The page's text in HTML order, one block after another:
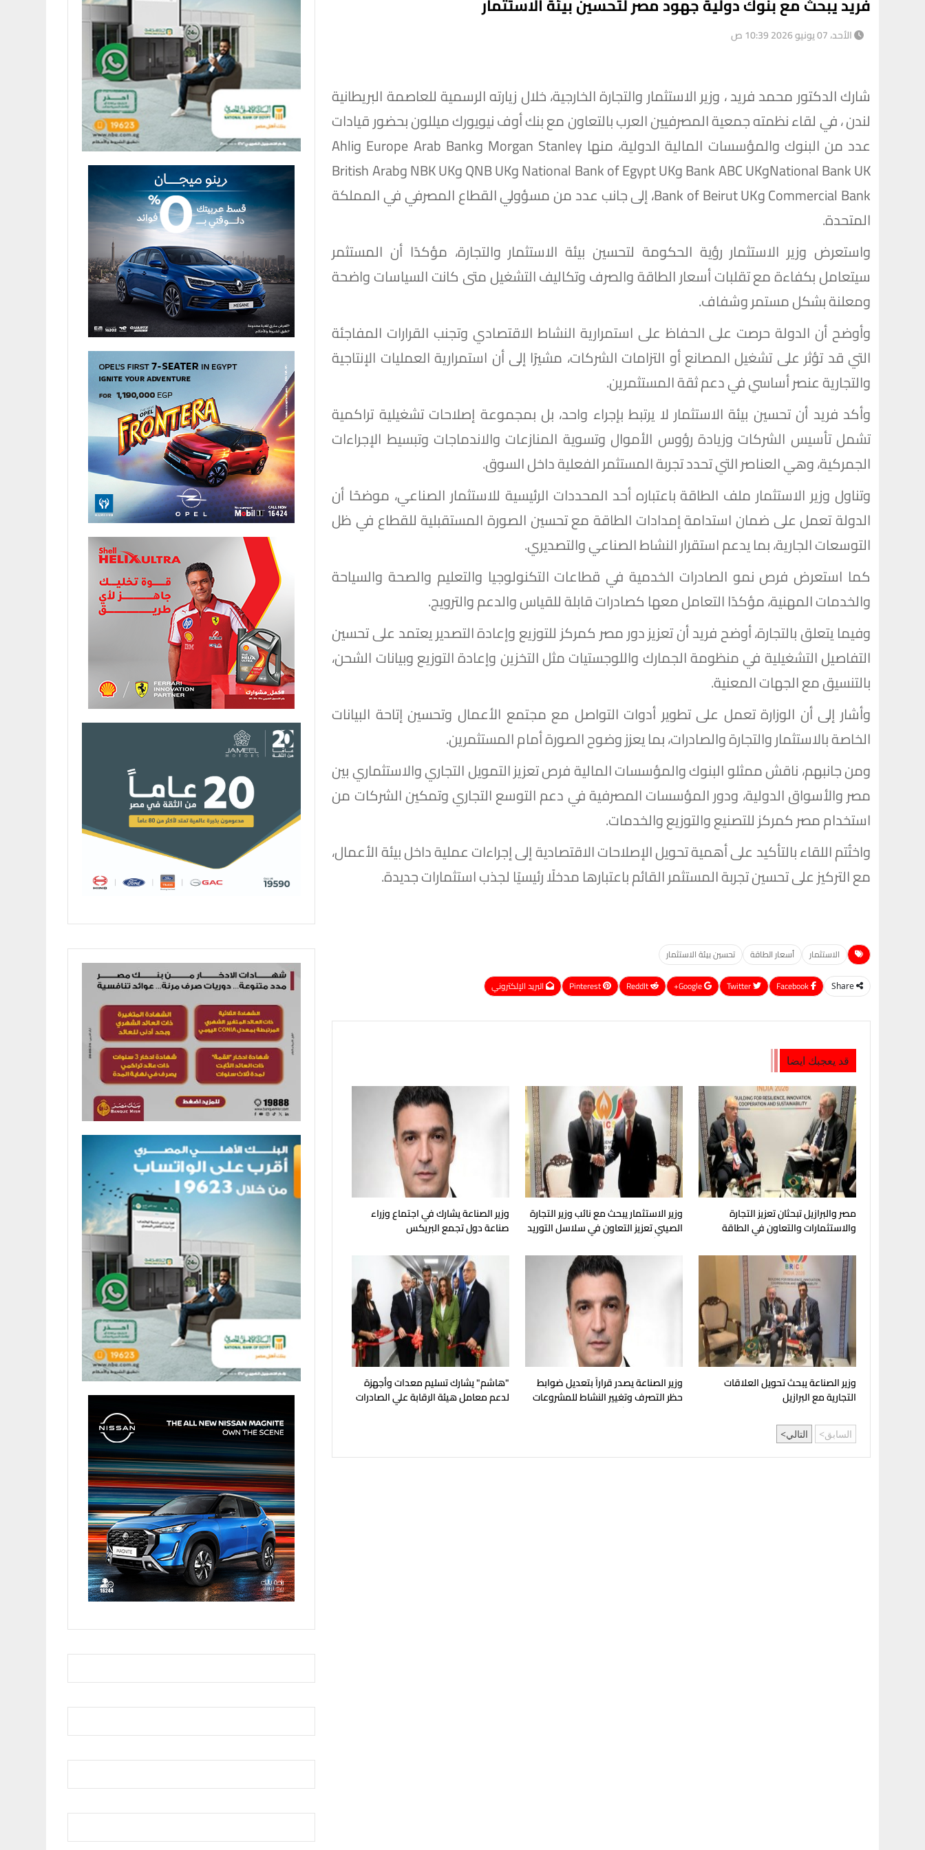
الأحد، 07 يونيو 2026 10:39 ص
شارك الدكتور محمد فريد ، وزير الاستثمار والتجارة الخارجية، خلال زيارته الرسمية للعاصمة البريطانية
لندن ، في لقاء نظمته جمعية المصرفيين العرب بالتعاون مع بنك أوف نيويورك ميللون بحضور قيادات
عدد من البنوك والمؤسسات المالية الدولية، منها Morgan Stanley وEurope Arab Bank وAhli
National Bank UKوBank ABC UK وNational Bank of Egypt UK وQNB UK وNBK UK وBritish Arab
Commercial Bank وBank of Beirut UK، إلى جانب عدد من مسؤولي القطاع المصرفي في المملكة
المتحدة.
واستعرض وزير الاستثمار رؤية الحكومة لتحسين بيئة الاستثمار والتجارة، مؤكدًا أن المستثمر
سيتعامل بكفاءة مع تقلبات أسعار الطاقة والصرف وتكاليف التشغيل متى كانت السياسات واضحة
ومعلنة بشكل مستمر وشفاف.
وأوضح أن الدولة حرصت على الحفاظ على استمرارية النشاط الاقتصادي وتجنب القرارات المفاجئة
التي قد تؤثر على تشغيل المصانع أو التزامات الشركات، مشيرًا إلى أن استمرارية العمليات الإنتاجية
والتجارية عنصر أساسي في دعم ثقة المستثمرين.
وأكد فريد أن تحسين بيئة الاستثمار لا يرتبط بإجراء واحد، بل بمجموعة إصلاحات تشغيلية تراكمية
تشمل تأسيس الشركات وزيادة رؤوس الأموال وتسوية المنازعات والاندماجات وتبسيط الإجراءات
الجمركية، وهي العناصر التي تحدد تجربة المستثمر الفعلية داخل السوق.
وتناول وزير الاستثمار ملف الطاقة باعتباره أحد المحددات الرئيسية للاستثمار الصناعي، موضحًا أن
الدولة تعمل على ضمان استدامة إمدادات الطاقة مع تحسين الصورة المستقبلية للقطاع في ظل
التوسعات الجارية، بما يدعم استقرار النشاط الصناعي والتصديري.
كما استعرض فرص نمو الصادرات الخدمية في قطاعات التكنولوجيا والتعليم والصحة والسياحة
والخدمات المهنية، مؤكدًا التعامل معها كصادرات قابلة للقياس والدعم والترويج.
وفيما يتعلق بالتجارة، أوضح فريد أن تعزيز دور مصر كمركز للتوزيع وإعادة التصدير يعتمد على تحسين
التفاصيل التشغيلية في منظومة الجمارك واللوجستيات مثل التخزين وإعادة التوزيع وبيانات الشحن،
بالتنسيق مع الجهات المعنية.
وأشار إلى أن الوزارة تعمل على تطوير أدوات التواصل مع مجتمع الأعمال وتحسين إتاحة البيانات
الخاصة بالاستثمار والتجارة والصادرات، بما يعزز وضوح الصورة أمام المستثمرين.
ومن جانبهم، ناقش ممثلو البنوك والمؤسسات المالية فرص تعزيز التمويل التجاري والاستثماري بين
مصر والأسواق الدولية، ودور المؤسسات المصرفية في دعم التوسع التجاري وتمكين الشركات من
استخدام مصر كمركز للتصنيع والتوزيع والخدمات.
واختُتم اللقاء بالتأكيد على أهمية تحويل الإصلاحات الاقتصادية إلى إجراءات عملية داخل بيئة الأعمال،
مع التركيز على تحسين تجربة المستثمر القائم باعتبارها مدخلًا رئيسيًا لجذب استثمارات جديدة.
الاستثمار أسعار الطاقة تحسين بيئة الاستثمار
Share
Google+
ReddIt
Pinterest البريد الإلكتروني
قد يعجبك ايضا
مصر والبرازيل تبحثان تعزيز التجارة
والاستثمارات والتعاون في الطاقة
وزير الاستثمار يبحث مع نائب وزير التجارة
الصيني تعزيز التعاون في سلاسل التوريد
والاستثمارات
وزير الصناعة يشارك في اجتماع وزراء
صناعة دول تجمع البريكس
وزير الصناعة يبحث تحويل العلاقات
التجارية مع البرازيل
وزير الصناعة يصدر قراراً بتعديل ضوابط
حظر التصرف وتغيير النشاط للمشروعات
الصناعية المتعثرة
"هاشم" يشارك تسليم معدات وأجهزة
لدعم معامل هيئة الرقابة علي الصادرات
السابق التالي